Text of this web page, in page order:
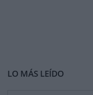
LO MÁS LEÍDO